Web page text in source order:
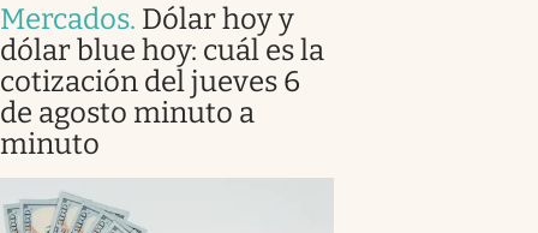
Mercados. Dólar hoy y
dólar blue hoy: cuál es la
cotización del jueves 6
de agosto minuto a
minuto